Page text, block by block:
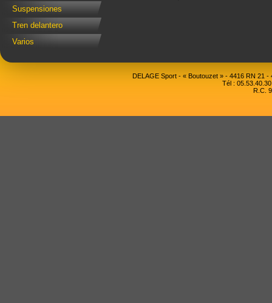
Suspensiones
Tren delantero
Varios
DELAGE Sport - « Boutouzet » - 4416 RN 21
Tél :
R.C.